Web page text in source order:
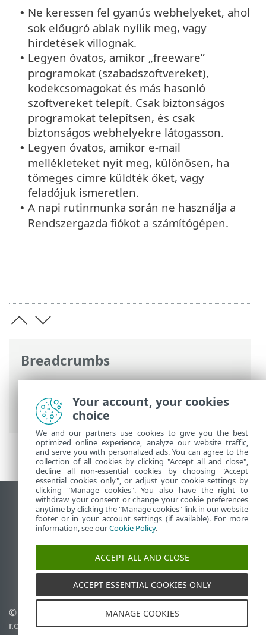
Breadcrumbs
ESET Online súgó>ESET Internet
Security >ESET Internet Security>
Megelőzés
• Ne keressen fel gyanús webhelyeket, ahol
sok előugró ablak nyílik meg, vagy
hirdetések villognak.
• Legyen óvatos, amikor „freeware”
programokat (szabadszoftvereket),
kodekcsomagokat és más hasonló
szoftvereket telepít. Csak biztonságos
programokat telepítsen, és csak
biztonságos webhelyekre látogasson.
• Legyen óvatos, amikor e-mail
mellékleteket nyit meg, különösen, ha
tömeges címre küldték őket, vagy
feladójuk ismeretlen.
• A napi rutinmunka során ne használja a
Rendszergazda fiókot a számítógépen.
Asztali webhely megtekintése
End of Life
Az ESET tudásbázisa
ESET Fórum
ESET Status Portal
Regionális támogatás
© 1992 - 2025 ESET, spol. s
r.o. – Minden jog
Cookie-szabályzat
Your account, your cookies
choice
We and our partners use cookies to give you the best
optimized online experience, analyze our website traffic,
and serve you with personalized ads. You can agree to the
collection of all cookies by clicking "Accept all and close",
decline all non-essential cookies by choosing "Accept
essential cookies only", or adjust your cookie settings by
clicking "Manage cookies". You also have the right to
withdraw your consent or change your cookie preferences
anytime by clicking the "Manage cookies" link in our website
footer or in your account settings (if available). For more
information, see ourCookie Policy.
ACCEPT ALL AND CLOSE
ACCEPT ESSENTIAL COOKIES ONLY
MANAGE COOKIES